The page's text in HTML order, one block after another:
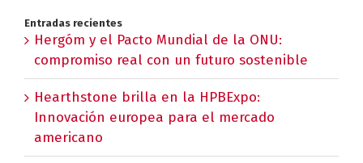
Entradas recientes
Hergóm y el Pacto Mundial de la ONU:
compromiso real con un futuro sostenible
Hearthstone brilla en la HPBExpo:
Innovación europea para el mercado
americano